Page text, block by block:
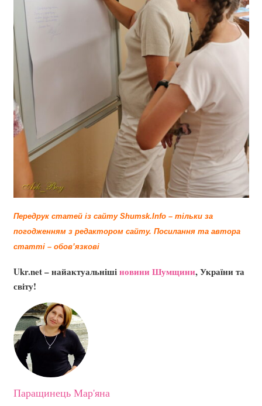
Передрук статей із сайту Shumsk.Info – тільки за
погодженням з редактором сайту. Посилання та автора
статті – обов’язкові
Ukr.net – найактуальнішіновини Шумщини, України та
світу!
Паращинець Мар'яна